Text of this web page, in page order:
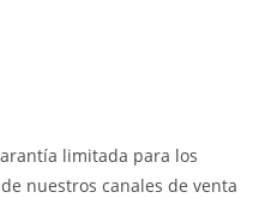
limitada para los
nuestros canales de venta